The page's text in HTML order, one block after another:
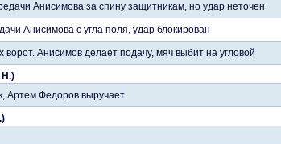
Анисимова за спину защитникам, но удар неточен
Анисимова с угла поля, удар блокирован
Анисимов делает подачу, мяч выбит на угловой
Н.)
Артем Федоров выручает